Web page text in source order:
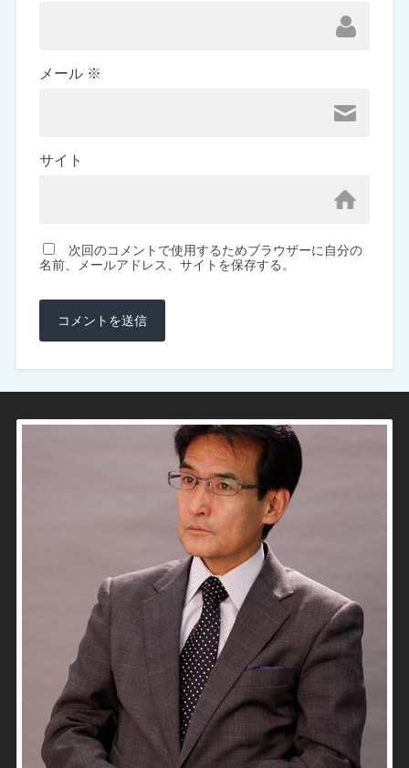
メール ※
サイト
次回のコメントで使用するためブラウザーに自分の
名前、メールアドレス、サイトを保存する。